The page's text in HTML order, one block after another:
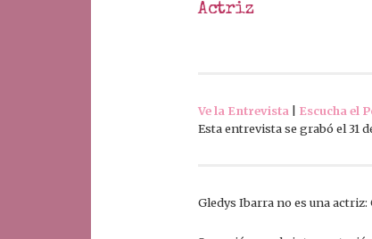
Actriz
Ve la Entrevista
Escucha el
Esta entrevista se grabó el 31
Gledys Ibarra no es una